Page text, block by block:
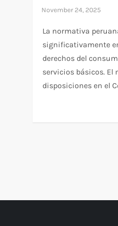
La normativa
significativamente
derechos del
servicios básicos.
disposiciones en el